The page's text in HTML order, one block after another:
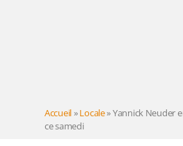
Accueil»Locale»Yannick Neuder
ce samedi